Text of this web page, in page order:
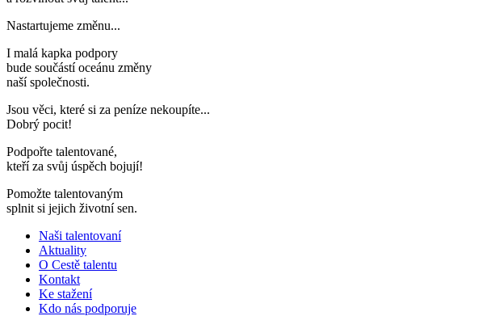
Nastartujeme změnu...
I malá kapka podpory
bude součástí oceánu změny
naší společnosti.
Jsou věci, které si za peníze nekoupíte...
Dobrý pocit!
Podpořte talentované,
kteří za svůj úspěch bojují!
Pomožte talentovaným
splnit si jejich životní sen.
Naši talentovaní
Aktuality
O Cestě talentu
Kontakt
Ke stažení
Kdo nás podporuje